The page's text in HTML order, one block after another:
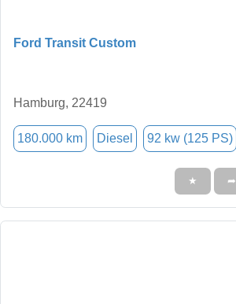
Ford Transit Custom
Hamburg, 22419
180.000 km Diesel 92 kw (125 PS)
★ ➦